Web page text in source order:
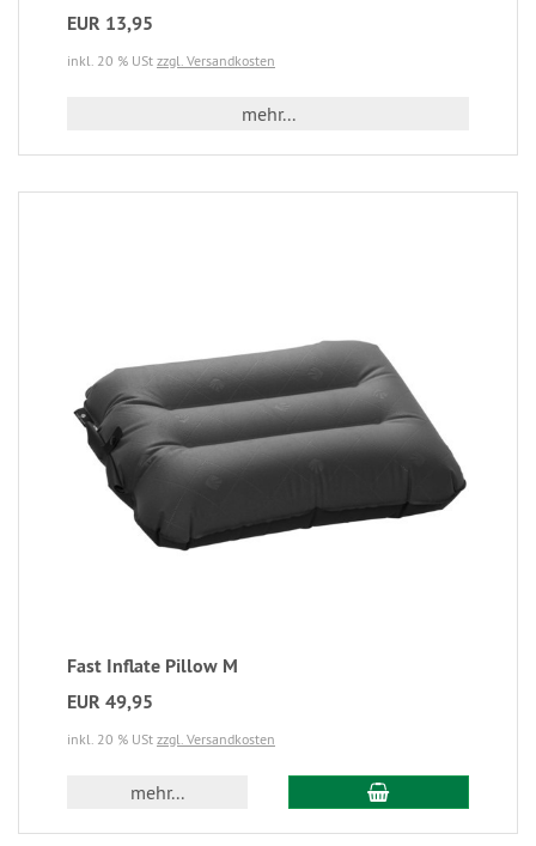
EUR 13,95
inkl. 20 % USt zzgl. Versandkosten
mehr...
Fast Inflate Pillow M
EUR 49,95
inkl. 20 % USt zzgl. Versandkosten
mehr...